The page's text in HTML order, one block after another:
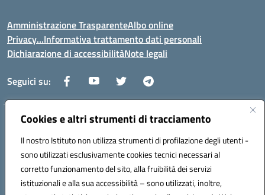
Cookies e altri strumenti di tracciamento
Il nostro Istituto non utilizza strumenti di profilazione degli utenti -
sono utilizzati esclusivamente cookies tecnici necessari al
corretto funzionamento del sito, alla fruibilità dei servizi
istituzionali e alla sua accessibilità – sono utilizzati, inoltre,
Amministrazione TrasparenteAlbo online
Privacy…Informativa trattamento dati personali
Dichiarazione di accessibilitàNote legali
Seguici su:
Indirizzo:Via della Repubblica 84098 – Pontecagnano Faiano (SA)
Centralino:
089 201032 Email:
saic88800v@istruzione.it
Posta elettronica certificata (PEC):saic88800v@pec.istruzione.it
Codice fiscale: 80028930651
Codice meccanografico:saic88800v